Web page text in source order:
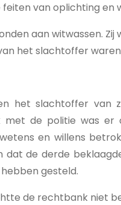
van oplichting en
aan witwassen.
het slachtoffer
het slachtoffer van
de politie was er
en willens
de derde
gesteld.
de rechtbank niet